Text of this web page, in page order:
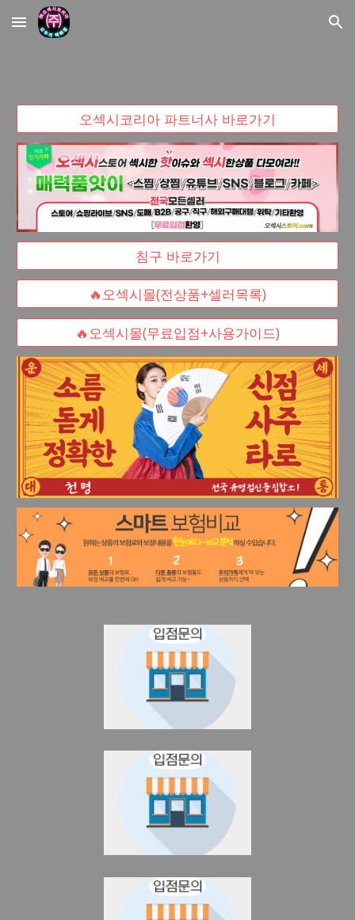
Skip to main content Skip to navigation
오섹시코리아 파트너사 바로가기
침구 바로가기
🔥오섹시몰(전상품+셀러목록)
🔥오섹시몰(무료입점+사용가이드)